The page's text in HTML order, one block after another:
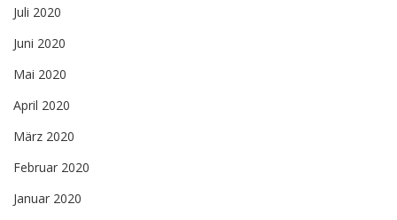
Juli 2020
Juni 2020
Mai 2020
April 2020
März 2020
Februar 2020
Januar 2020